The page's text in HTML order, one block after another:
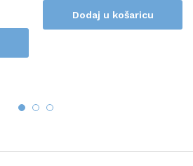
Dodaj u košaricu